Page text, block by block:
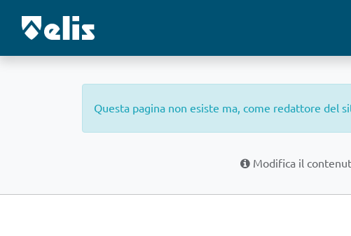
Questa pagina non esiste ma, come redattore del
Modifica il